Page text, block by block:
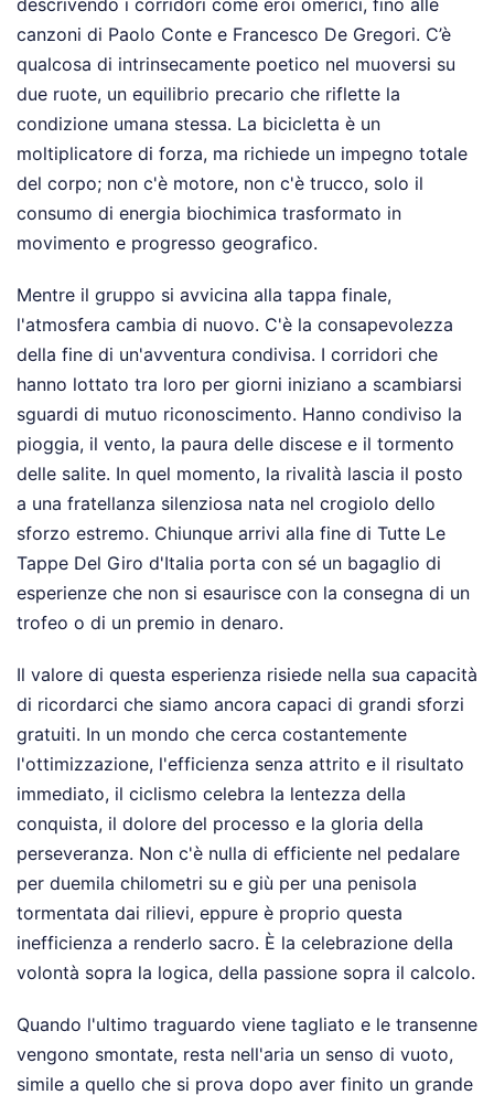
canzoni di Paolo Conte e Francesco De Gregori. C’è
qualcosa di intrinsecamente poetico nel muoversi su
due ruote, un equilibrio precario che riflette la
condizione umana stessa. La bicicletta è un
moltiplicatore di forza, ma richiede un impegno totale
del corpo; non c'è motore, non c'è trucco, solo il
consumo di energia biochimica trasformato in
movimento e progresso geografico.
Mentre il gruppo si avvicina alla tappa finale,
l'atmosfera cambia di nuovo. C'è la consapevolezza
della fine di un'avventura condivisa. I corridori che
hanno lottato tra loro per giorni iniziano a scambiarsi
sguardi di mutuo riconoscimento. Hanno condiviso la
pioggia, il vento, la paura delle discese e il tormento
delle salite. In quel momento, la rivalità lascia il posto
a una fratellanza silenziosa nata nel crogiolo dello
sforzo estremo. Chiunque arrivi alla fine di Tutte Le
Tappe Del Giro d'Italia porta con sé un bagaglio di
esperienze che non si esaurisce con la consegna di un
trofeo o di un premio in denaro.
Il valore di questa esperienza risiede nella sua capacità
di ricordarci che siamo ancora capaci di grandi sforzi
gratuiti. In un mondo che cerca costantemente
l'ottimizzazione, l'efficienza senza attrito e il risultato
immediato, il ciclismo celebra la lentezza della
conquista, il dolore del processo e la gloria della
perseveranza. Non c'è nulla di efficiente nel pedalare
per duemila chilometri su e giù per una penisola
tormentata dai rilievi, eppure è proprio questa
inefficienza a renderlo sacro. È la celebrazione della
volontà sopra la logica, della passione sopra il calcolo.
Quando l'ultimo traguardo viene tagliato e le transenne
vengono smontate, resta nell'aria un senso di vuoto,
simile a quello che si prova dopo aver finito un grande